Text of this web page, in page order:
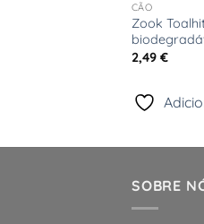
CÃO
Zook
2,49 €
SOBRE